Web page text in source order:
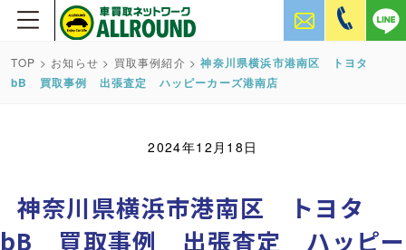
TOP > お知らせ > 買取事例紹介 >神奈川県横浜市港南区 トヨタ
bB 買取事例 出張査定 ハッピーカーズ港南店
2024年12月18日
神奈川県横浜市港南区 トヨタ
bB 買取事例 出張査定 ハッピー